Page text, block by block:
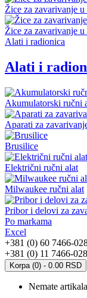
Žice za zavarivanje
Žice za zavarivanje
Alati i radionica
Alati i
Akumulatorski ručni
Aparati za
Brusilice
Električni ručni alat
Milwaukee ručni alat
Pribor i delovi za
Po markama
Excel
+381 (0) 60 7466-
+381 (0) 11 7466-028
Korpa (0) - 0.00 RSD
Nemate